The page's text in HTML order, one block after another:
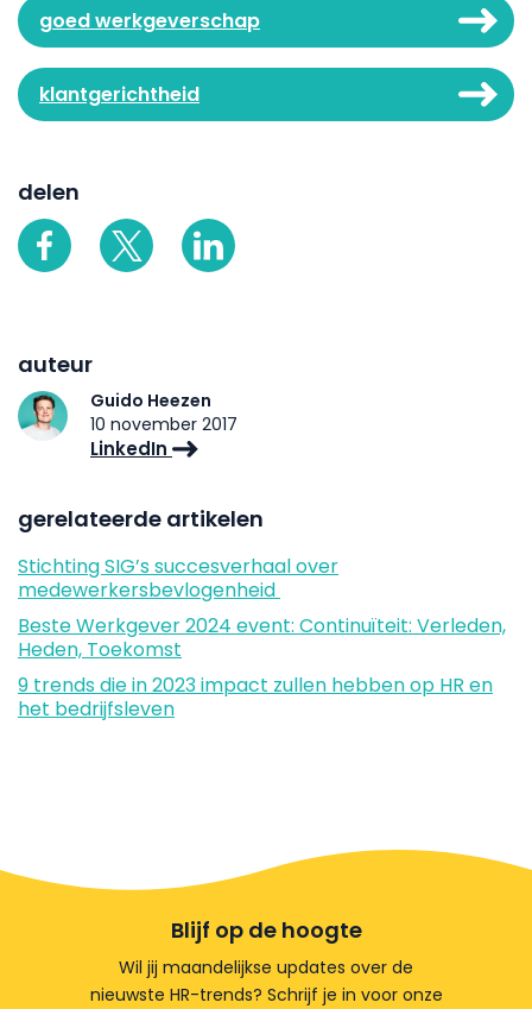
goed werkgeverschap
klantgerichtheid
delen
auteur
Guido Heezen
10 november 2017
LinkedIn
gerelateerde artikelen
Stichting SIG’s succesverhaal over
medewerkersbevlogenheid
Beste Werkgever 2024 event: Continuïteit: Verleden,
Heden, Toekomst
9 trends die in 2023 impact zullen hebben op HR en
het bedrijfsleven
Blijf op de hoogte
Wil jij maandelijkse updates over de
nieuwste HR-trends? Schrijf je in voor onze